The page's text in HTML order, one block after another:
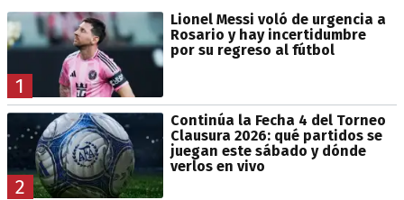
1
Lionel Messi voló de urgencia a
Rosario y hay incertidumbre
por su regreso al fútbol
2
Continúa la Fecha 4 del Torneo
Clausura 2026: qué partidos se
juegan este sábado y dónde
verlos en vivo